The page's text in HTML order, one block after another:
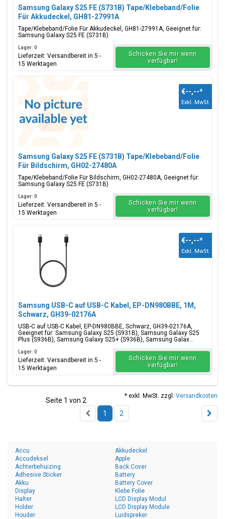
Samsung Galaxy S25 FE (S731B) Tape/Klebeband/Folie
Für Akkudeckel, GH81-27991A
Tape/Klebeband/Folie Für Akkudeckel, GH81-27991A, Geeignet für:
Samsung Galaxy S25 FE (S731B)
Lager: 0
Lieferzeit: Versandbereit in 5 -
15 Werktagen
Schicken Sie mir wenn
verfügbar!
Samsung Galaxy S25 FE (S731B) Tape/Klebeband/Folie
Für Bildschirm, GH02-27480A
Tape/Klebeband/Folie Für Bildschirm, GH02-27480A, Geeignet für:
Samsung Galaxy S25 FE (S731B)
€--,--*
Exkl. MwSt.
Lager: 0
Lieferzeit: Versandbereit in 5 -
15 Werktagen
Schicken Sie mir wenn
verfügbar!
Samsung USB-C auf USB-C Kabel, EP-DN980BBE, 1M,
Schwarz, GH39-02176A
USB-C auf USB-C Kabel, EP-DN980BBE, Schwarz, GH39-02176A,
Geeignet für: Samsung Galaxy S25 (S931B), Samsung Galaxy S25
Plus (S936B), Samsung Galaxy S25+ (S936B), Samsung Galax...
€--,--*
Exkl. MwSt.
Lager: 0
Lieferzeit: Versandbereit in 5 -
15 Werktagen
Schicken Sie mir wenn
verfügbar!
* exkl. MwSt. zzgl. Versandkosten
Seite 1 von 2
1
2
Accu
Accudeksel
Achterbehuizing
Adhesive Sticker
Akku
Akkudeckel
Apple
Back Cover
Battery
Battery Cover
Display
Halter
Holder
Houder
Klebe Folie
LCD Display Modul
LCD Display Module
Luidspreker